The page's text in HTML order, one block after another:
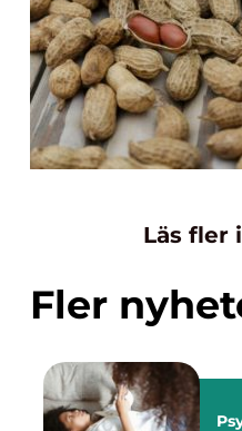
Läs fler
Fler